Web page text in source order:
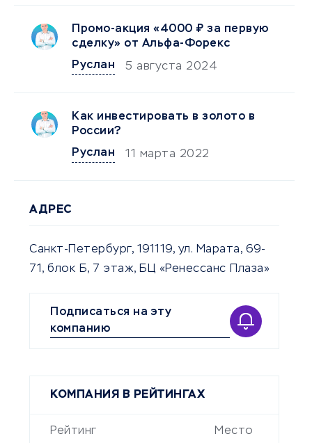
Промо-акция «4000 ₽ за первую
сделку» от Альфа-Форекс
Руслан
5 августа 2024
Как инвестировать в золото в
России?
Руслан
11 марта 2022
АДРЕС
Санкт-Петербург, 191119, ул. Марата, 69-
71, блок Б, 7 этаж, БЦ «Ренессанс Плаза»
Подписаться на эту
компанию
КОМПАНИЯ В РЕЙТИНГАХ
Рейтинг Место